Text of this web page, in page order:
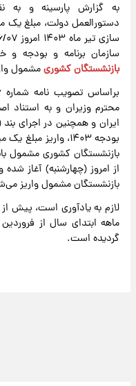
به گزارش پارسینه و به
دستورالعمل دولت، مبلغ یک
سازمان برنامه و بودجه
بازنشستگان کشوریمشمول
بودجه ۱۴۰۳،
از امروز (چهارشنبه) آغاز
بازنشستگان مشمول واریز
لازم به یادآوری است، پیش
گردیده است.